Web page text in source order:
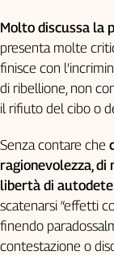
Molto discussa la
presenta molte
finisce con
di ribellione, non
il rifiuto del cibo o
Senza contare che
ragionevolezza,
libertà di
scatenarsi “effetti
finendo
contestazione o